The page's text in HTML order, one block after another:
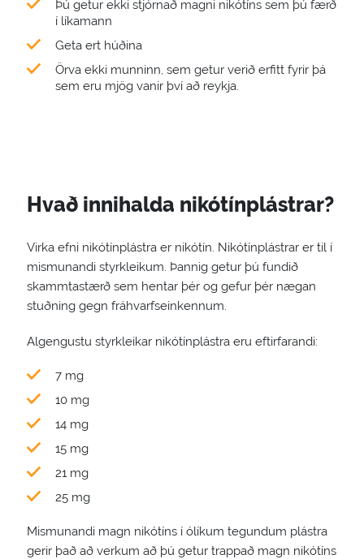
Þú getur ekki stjórnað magni nikótíns sem þú færð
í líkamann
Geta ert húðina
Örva ekki munninn, sem getur verið erfitt fyrir þá
sem eru mjög vanir því að reykja.
Hvað innihalda nikótínplástrar?
Virka efni nikótínplástra er nikótín. Nikótínplástrar er til í
mismunandi styrkleikum. Þannig getur þú fundið
skammtastærð sem hentar þér og gefur þér nægan
stuðning gegn fráhvarfseinkennum.
Algengustu styrkleikar nikótínplástra eru eftirfarandi:
7 mg
10 mg
14 mg
15 mg
21 mg
25 mg
Mismunandi magn nikótíns í ólíkum tegundum plástra
gerir það að verkum að þú getur trappað magn nikótíns